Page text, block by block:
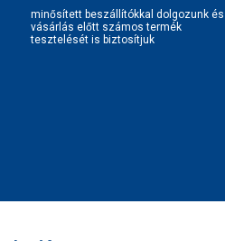
minősített beszállítókkal dolgozunk és
vásárlás előtt számos termék
tesztelését is biztosítjuk